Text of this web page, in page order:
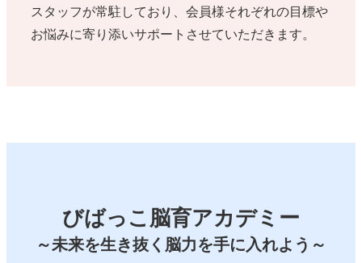
スタッフが常駐しており、会員様それぞれの目標や
お悩みに寄り添いサポートさせていただきます。
びばっこ脳育アカデミー
～未来を生き抜く脳力を手に入れよう～